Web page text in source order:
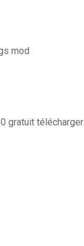
mod
gratuit télécharger